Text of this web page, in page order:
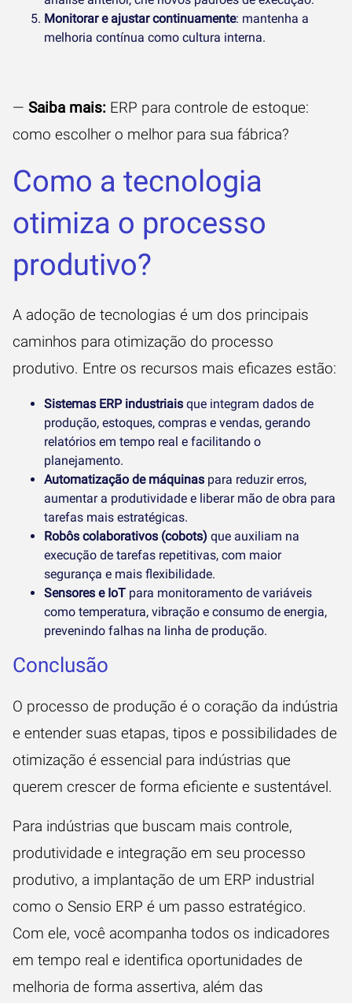
Monitorar e ajustar continuamente: mantenha a
melhoria contínua como cultura interna.
— Saiba mais: ERP para controle de estoque:
como escolher o melhor para sua fábrica?
Como a tecnologia
otimiza o processo
produtivo?
A adoção de tecnologias é um dos principais
caminhos para otimização do processo
produtivo. Entre os recursos mais eficazes estão:
Sistemas ERP industriais que integram dados de
produção, estoques, compras e vendas, gerando
relatórios em tempo real e facilitando o
planejamento.
Automatização de máquinas para reduzir erros,
aumentar a produtividade e liberar mão de obra para
tarefas mais estratégicas.
Robôs colaborativos (cobots) que auxiliam na
execução de tarefas repetitivas, com maior
segurança e mais flexibilidade.
Sensores e IoT para monitoramento de variáveis
como temperatura, vibração e consumo de energia,
prevenindo falhas na linha de produção.
Conclusão
O processo de produção é o coração da indústria
e entender suas etapas, tipos e possibilidades de
otimização é essencial para indústrias que
querem crescer de forma eficiente e sustentável.
Para indústrias que buscam mais controle,
produtividade e integração em seu processo
produtivo, a implantação de um ERP industrial
como o Sensio ERP é um passo estratégico.
Com ele, você acompanha todos os indicadores
em tempo real e identifica oportunidades de
melhoria de forma assertiva, além das